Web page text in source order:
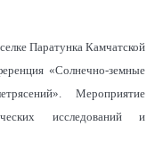
Паратунка Камчатской
«Солнечно-земные
Мероприятие
исследований и